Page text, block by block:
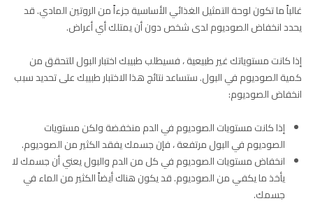
غالباً ما تكون لوحة التمثيل الغذائي الأساسية جزءاً من الروتين المادي. قد
يحدد انخفاض الصوديوم لدى شخص دون أن يمتلك أي أعراض.
إذا كانت مستوياتك غير طبيعية ، فسيطلب طبيبك اختبار البول للتحقق من
كمية الصوديوم في البول. ستساعد نتائج هذا الاختبار طبيبك على تحديد سبب
انخفاض الصوديوم:
إذا كانت مستويات الصوديوم في الدم منخفضة ولكن مستويات
الصوديوم في البول مرتفعة ، فإن جسمك يفقد الكثير من الصوديوم.
انخفاض مستويات الصوديوم في كل من الدم والبول يعني أن جسمك لا
يأخذ ما يكفي من الصوديوم. قد يكون هناك أيضاً الكثير من الماء في
جسمك.